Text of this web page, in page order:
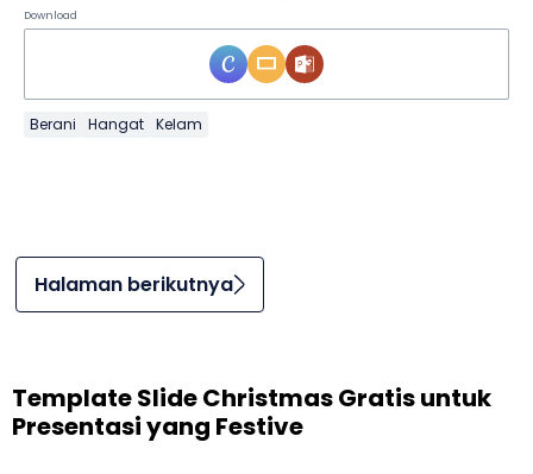
Download
Berani Hangat Kelam
Halaman berikutnya
Template Slide Christmas Gratis untuk
Presentasi yang Festive